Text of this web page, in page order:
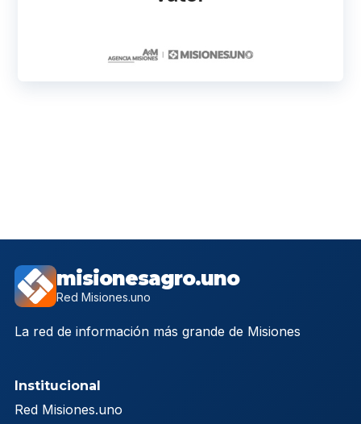
misionesagro.uno
Red Misiones.uno
La red de información más grande de Misiones
Institucional
Red Misiones.uno